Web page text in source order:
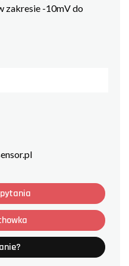
zakresie -10mV do